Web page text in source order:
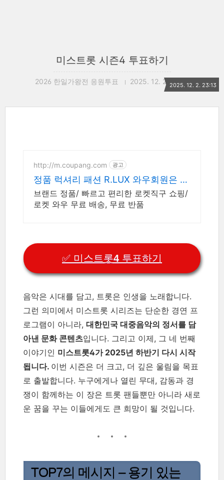
미스트롯 시즌4 투표하기
2026 한일가왕전 응원투표 2025. 12. 2. 23:132025. 12. 2. 23:13
http://m.coupang.com 광고
정품 럭셔리 패션 R.LUX 와우회원은 무
제한 무료 배송
브랜드 정품/ 빠르고 편리한 로켓직구 쇼핑/
로켓 와우 무료 배송, 무료 반품
✅ 미스트롯4 투표하기
음악은 시대를 담고, 트롯은 인생을 노래합니다.
그런 의미에서 미스트롯 시리즈는 단순한 경연 프
로그램이 아니라, 대한민국 대중음악의 정서를 담
아낸 문화 콘텐츠입니다. 그리고 이제, 그 네 번째
이야기인 미스트롯4가 2025년 하반기 다시 시작
됩니다. 이번 시즌은 더 크고, 더 깊은 울림을 목표
로 출발합니다. 누구에게나 열린 무대, 감동과 경
쟁이 함께하는 이 장은 트롯 팬들뿐만 아니라 새로
운 꿈을 꾸는 이들에게도 큰 희망이 될 것입니다.
TOP7의 메시지 – 용기 있는